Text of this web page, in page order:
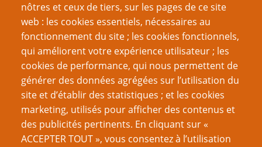
nôtres et ceux de tiers, sur les pages de ce site
web : les cookies essentiels, nécessaires au
fonctionnement du site ; les cookies fonctionnels,
qui améliorent votre expérience utilisateur ; les
cookies de performance, qui nous permettent de
générer des données agrégées sur l’utilisation du
site et d’établir des statistiques ; et les cookies
marketing, utilisés pour afficher des contenus et
des publicités pertinents. En cliquant sur «
ACCEPTER TOUT », vous consentez à l’utilisation
Créer un nouveau compte
Réinitialiser votre mot de passe
VOUS AIMEREZ AUSSI